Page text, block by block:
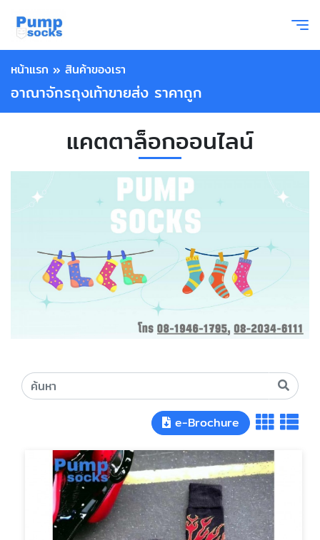
หน้าแรก » สินค้าของเรา
อาณาจักรถุงเท้าขายส่ง ราคาถูก
แคตตาล็อกออนไลน์
e-Brochure